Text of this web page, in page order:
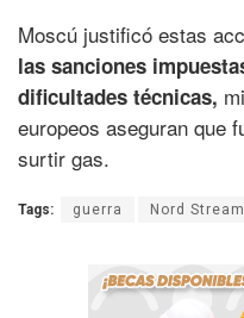
Moscú justificó estas
las sanciones
dificultades técnicas,
europeos aseguran que
surtir gas.
Tags: guerra Nord Stream